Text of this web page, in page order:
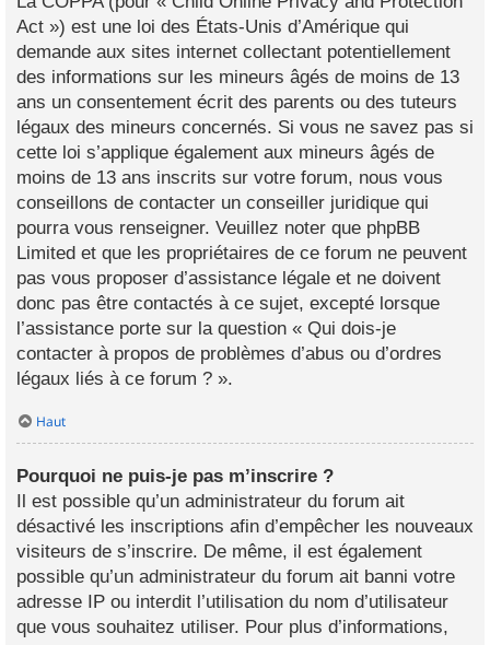
Act ») est une loi des États-Unis d’Amérique qui
demande aux sites internet collectant potentiellement
des informations sur les mineurs âgés de moins de 13
ans un consentement écrit des parents ou des tuteurs
légaux des mineurs concernés. Si vous ne savez pas si
cette loi s’applique également aux mineurs âgés de
moins de 13 ans inscrits sur votre forum, nous vous
conseillons de contacter un conseiller juridique qui
pourra vous renseigner. Veuillez noter que phpBB
Limited et que les propriétaires de ce forum ne peuvent
pas vous proposer d’assistance légale et ne doivent
donc pas être contactés à ce sujet, excepté lorsque
l’assistance porte sur la question « Qui dois-je
contacter à propos de problèmes d’abus ou d’ordres
légaux liés à ce forum ? ».
Haut
Pourquoi ne puis-je pas m’inscrire ?
Il est possible qu’un administrateur du forum ait
désactivé les inscriptions afin d’empêcher les nouveaux
visiteurs de s’inscrire. De même, il est également
possible qu’un administrateur du forum ait banni votre
adresse IP ou interdit l’utilisation du nom d’utilisateur
que vous souhaitez utiliser. Pour plus d’informations,